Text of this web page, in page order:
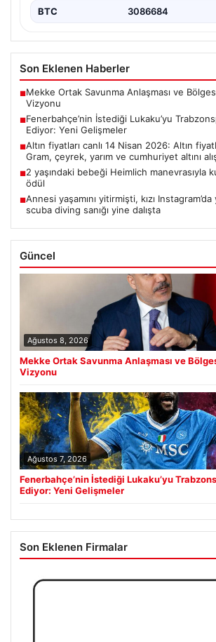
BTC 3086684
Son Eklenen Haberler
■Mekke Ortak Savunma Anlaşması ve
Vizyonu
■Fenerbahçe’nin İstediği Lukaku’yu
Ediyor: Yeni Gelişmeler
■Altın fiyatları canlı 14 Nisan 2026: Altın
Gram, çeyrek, yarım ve cumhuriyet altını
■2 yaşındaki bebeği Heimlich manevrasıyla
ödül
■Annesi yaşamını yitirmişti, kızı Instagram’da
scuba diving sanığı yine dalışta
Güncel
Ağustos 8, 2026
Mekke Ortak Savunma Anlaşması ve
Vizyonu
Ağustos 7, 2026
Fenerbahçe’nin İstediği Lukaku’yu
Ediyor: Yeni Gelişmeler
Son Eklenen Firmalar